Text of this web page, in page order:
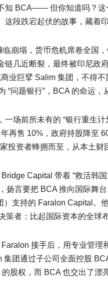
知 BCA—— 但你知道吗？
段跌宕起伏的故事，藏着
崩塌，货币危机席卷全国
链几近断裂，最终被印尼政
业巨擘 Salim 集团，不得
“问题银行”，BCA 的命运，
场前所未有的 “银行重生
再售 10%，政府持股降至
资者蜂拥而至，从本土财
Capital 带着 “救活韩
扬言要把 BCA 推向国际舞
）支持的 Faralon Capital
策者：比起国际资本的全球
接手后，用专业管理
集团通过子公司全面控股
股权，而 BCA 也交出了